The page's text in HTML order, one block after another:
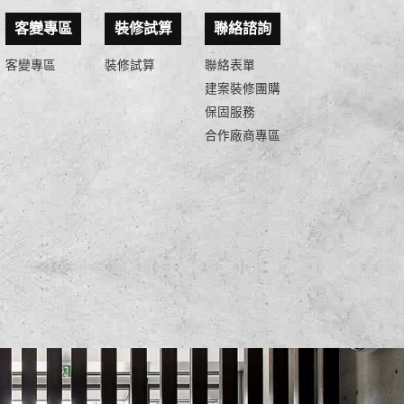
客變專區
客變專區
裝修試算
裝修試算
聯絡諮詢
聯絡表單
建案裝修團購
保固服務
合作廠商專區